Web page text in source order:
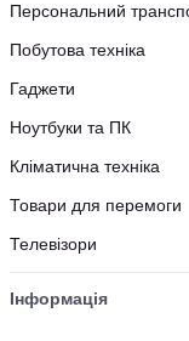
Персональний
Побутова техніка
Гаджети
Ноутбуки та ПК
Кліматична техніка
Товари для перемоги
Телевізори
Інформація